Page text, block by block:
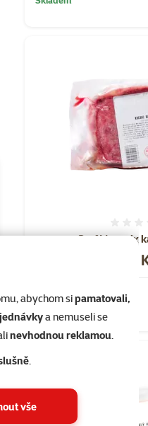
abychom sipamatovali,
a nemuseli se
nevhodnou reklamou.
.
vše
Barf Vetamix
74
Skladem